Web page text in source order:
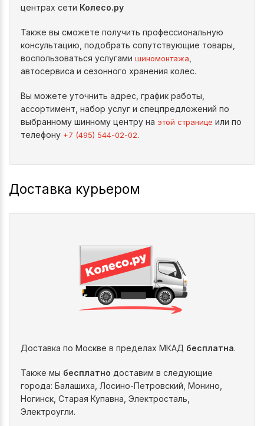
центрах сети Колесо.ру
Также вы сможете получить профессиональную
консультацию, подобрать сопутствующие товары,
воспользоваться услугами шиномонтажа
автосервиса и сезонного хранения колес.
Вы можете уточнить адрес, график работы,
ассортимент, набор услуг и спецпредложений по
выбранному шинному центру на этой странице или по
телефону +7 (495) 544-02-02.
Доставка курьером
Доставка по Москве в пределах МКАД бесплатна.
Также мы бесплатно доставим в следующие
города: Балашиха, Лосино-Петровский, Монино,
Ногинск, Старая Купавна, Электросталь,
Электроугли.